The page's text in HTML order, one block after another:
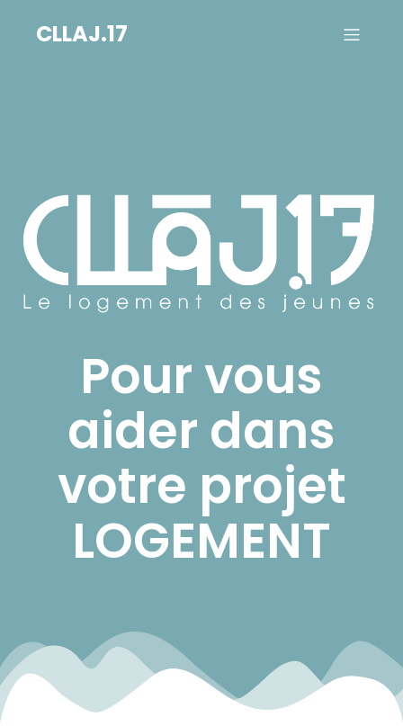
CLLAJ.17
Pour vous
aider dans
votre projet
LOGEMENT